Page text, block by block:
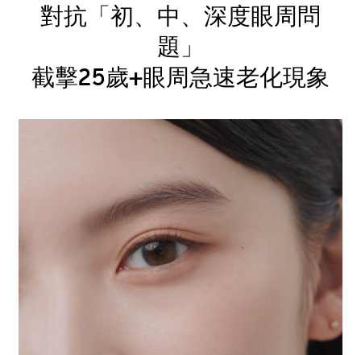
對抗「初、中、深度眼周問
題」
截擊25歲+眼周急速老化現象